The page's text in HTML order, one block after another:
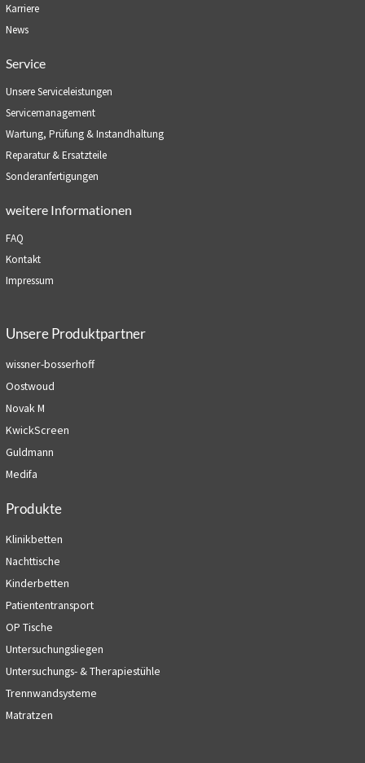
Karriere
News
Service
Unsere Serviceleistungen
Servicemanagement
Wartung, Prüfung & Instandhaltung
Reparatur & Ersatzteile
Sonderanfertigungen
weitere Informationen
FAQ
Kontakt
Impressum
Unsere Produktpartner
wissner-bosserhoff
Oostwoud
Novak M
KwickScreen
Guldmann
Medifa
Produkte
Klinikbetten
Nachttische
Kinderbetten
Patiententransport
OP Tische
Untersuchungsliegen
Untersuchungs- & Therapiestühle
Trennwandsysteme
Matratzen